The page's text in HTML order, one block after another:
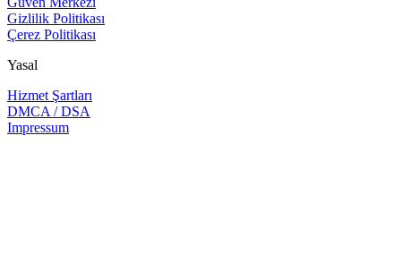
Gizlilik Politikası
Çerez Politikası
Yasal
Hizmet Şartları
DMCA / DSA
Impressum